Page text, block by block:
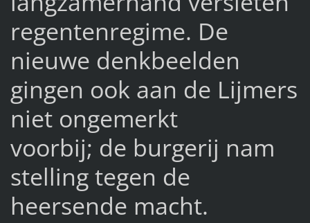
regentenregime. De
nieuwe denkbeelden
gingen ook aan de Lijmers
niet ongemerkt
voorbij; de burgerij nam
stelling tegen de
heersende macht.